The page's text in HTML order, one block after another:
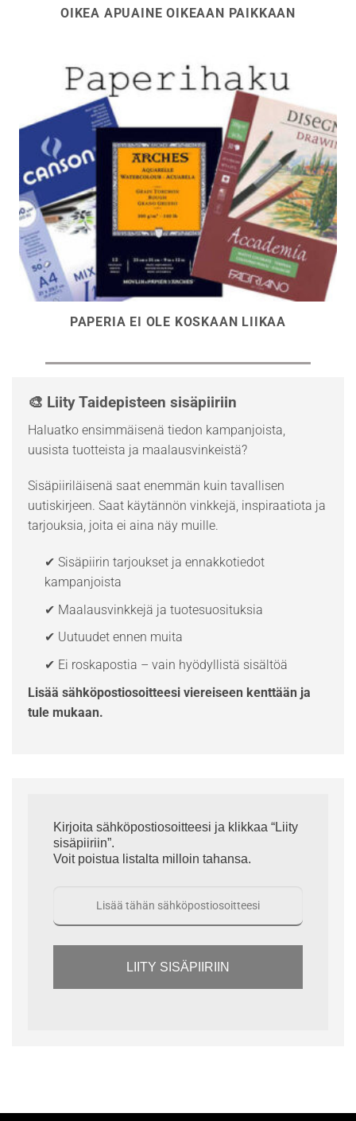
OIKEA APUAINE OIKEAAN PAIKKAAN
PAPERIA EI OLE KOSKAAN LIIKAA
🎨 Liity Taidepisteen sisäpiiriin
Haluatko ensimmäisenä tiedon kampanjoista,
uusista tuotteista ja maalausvinkeistä?
Sisäpiiriläisenä saat enemmän kuin tavallisen
uutiskirjeen. Saat käytännön vinkkejä, inspiraatiota ja
tarjouksia, joita ei aina näy muille.
✔ Sisäpiirin tarjoukset ja ennakkotiedot
kampanjoista
✔ Maalausvinkkejä ja tuotesuosituksia
✔ Uutuudet ennen muita
✔ Ei roskapostia – vain hyödyllistä sisältöä
Lisää sähköpostiosoitteesi viereiseen kenttään ja
tule mukaan.
Kirjoita sähköpostiosoitteesi ja klikkaa “Liity
sisäpiiriin”.
Voit poistua listalta milloin tahansa.
LIITY SISÄPIIRIIN